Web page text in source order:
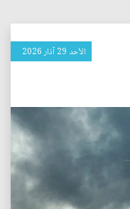
الأحد 29 آذار 2026